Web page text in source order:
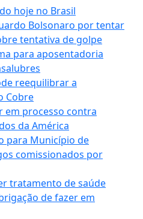
hoje no Brasil
Bolsonaro por tentar
tentativa de golpe
para aposentadoria
reequilibrar a
Cobre
em processo contra
da América
para Município de
comissionados por
tratamento de saúde
de fazer em